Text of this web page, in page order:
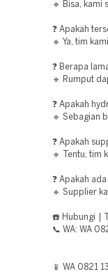
🔹 Bisa, kami
❓ Apakah
🔹 Ya, tim
❓ Berapa
🔹 Rumput
❓ Apakah
🔹 Sebagian
❓ Apakah
🔹 Tentu, tim
❓ Apakah
🔹 Supplier
☎️ Hubungi |
📞 WA: WA
📱 WA 0821